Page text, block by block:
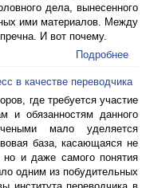
дела, вынесенного
ими материалов. Между
И вот почему.
Подробнее
в качестве переводчика
где требуется участие
и обязанностям данного
мало уделяется
база, касающаяся не
но и даже самого понятия
одним из побудительных